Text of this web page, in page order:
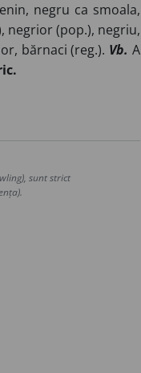
negru ca smoala,
negrior (pop.), negriu,
bărnaci (reg.). Vb. A
sunt strict